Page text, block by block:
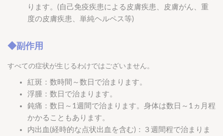
ります。(自己免疫疾患による皮膚疾患、皮膚がん、重
度の皮膚疾患、単純ヘルペス等)
◆副作用
すべての症状が生じるわけではございません。
紅斑：数時間～数日で治まります。
浮腫：数日で治まります。
鈍痛：数日～1週間で治まります。身体は数日～1ヵ月程
かかることもあります。
内出血(経時的な点状出血を含む)：３週間程で治まりま